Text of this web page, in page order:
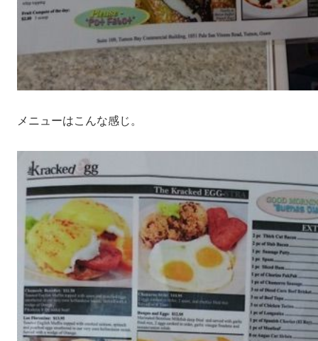
メニューはこんな感じ。